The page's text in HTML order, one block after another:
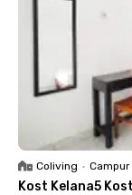
Coliving • Campur
Kost Kelana5